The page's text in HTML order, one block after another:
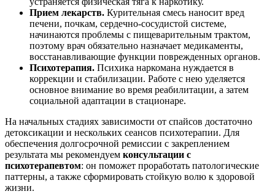
Прием лекарств. Курительная смесь наносит вред
печени, почкам, сердечно-сосудистой системе,
начинаются проблемы с пищеварительным трактом,
поэтому врач обязательно назначает медикаменты,
восстанавливающие функции поврежденных органов.
Психотерапия. Психика наркомана нуждается в
коррекции и стабилизации. Работе с нею уделяется
основное внимание во время реабилитации, а затем
социальной адаптации в стационаре.
На начальных стадиях зависимости от спайсов достаточно
детоксикации и нескольких сеансов психотерапии. Для
обеспечения долгосрочной ремиссии с закреплением
результата мы рекомендуем консультации с
психотерапевтом: он поможет проработать патологические
паттерны, а также сформировать стойкую волю к здоровой
жизни.